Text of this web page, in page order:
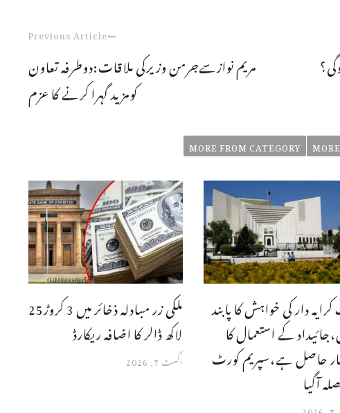
Previous Article
مریم نوازسےجرمن وزیرکی ملاقات:دوطرفہ تعاون
کومزید گہرا کرنے کا عزم
MORE FROM CATEGORY
ملکی زر مبادلہ ذخائر میں 3 کروڑ25
لاکھ ڈالر کا اضافہ ریکارڈ
اگست 7, 2026
دار کی خواہش کا پابند
کے استعمال کا
حاصل ہے،سپریم کورٹ
آگیا